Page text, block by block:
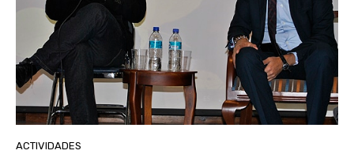
ACTIVIDADES